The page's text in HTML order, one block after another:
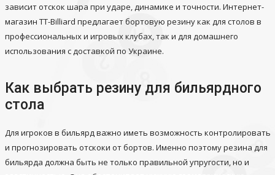
зависит отскок шара при ударе, динамике и точности. Интернет-
магазин TT-Billiard предлагает бортовую резину как для столов в
профессиональных и игровых клубах, так и для домашнего
использования с доставкой по Украине.
Как выбрать резину для бильярдного
стола
Для игроков в бильярд важно иметь возможность контролировать
и прогнозировать отскоки от бортов. Именно поэтому резина для
бильярда должна быть не только правильной упругости, но и